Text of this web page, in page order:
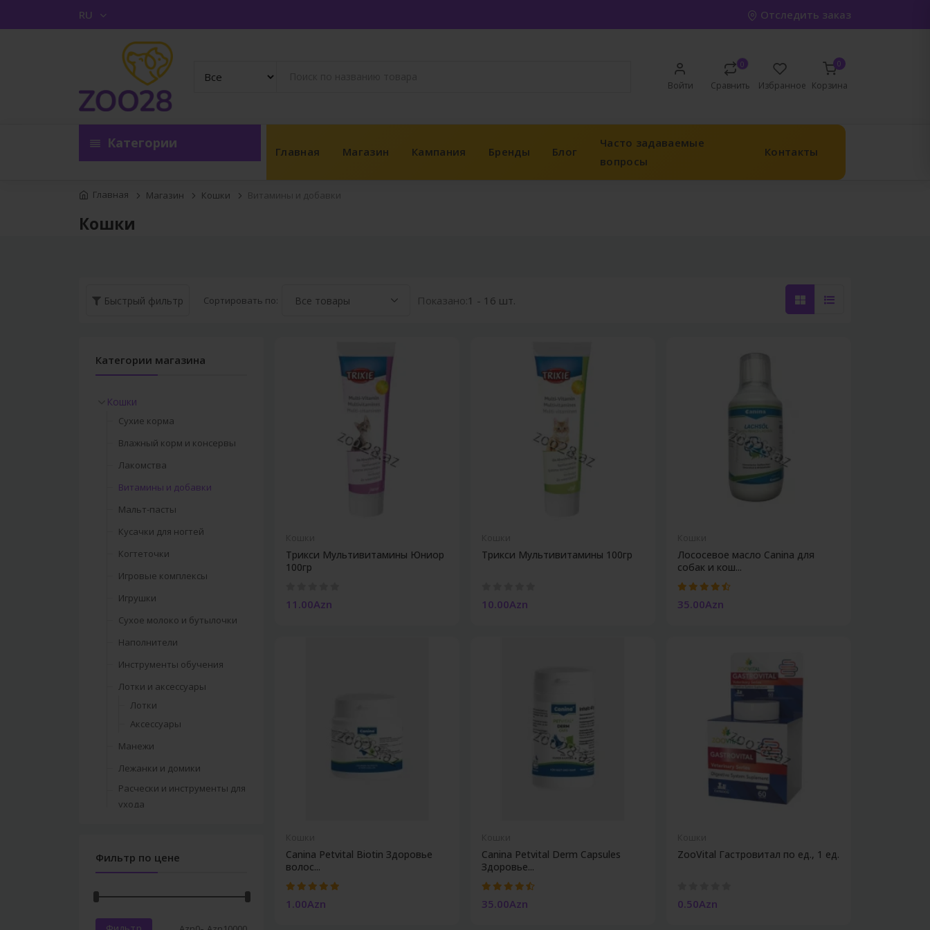
RU Отследить заказ
Войти
0
Сравнить Избранное
0
Корзина
Категории
Главная Магазин Кампания Бренды Блог
Часто задаваемые
вопросы
Контакты
Главная Магазин Кошки Витамины и добавки
Кошки
Быстрый фильтр Сортировать по: Показано:1 - 16 шт.
Трикси Мультивитамины Юниор
100гр
11.00Azn
Трикси Мультивитамины 100гр
10.00Azn
Лососевое масло Canina для
собак и кош...
35.00Azn
Canina Petvital Biotin Здоровье
волос...
1.00Azn
Canina Petvital Derm Capsules
Здоровье...
35.00Azn
ZooVital Гастровитал по ед., 1 ед.
0.50Azn
Категории магазина
Кошки
Сухие корма
Влажный корм и консервы
Лакомства
Витамины и добавки
Мальт-пасты
Кусачки для ногтей
Когтеточки
Игровые комплексы
Игрушки
Сухое молоко и бутылочки
Наполнители
Инструменты обучения
Лотки и аксессуары
Лотки
Аксессуары
Манежи
Лежанки и домики
Расчески и инструменты для
ухода
Шампуни и уход за
Парфюмерия
Салфетки и лосьоны
Фильтр по цене